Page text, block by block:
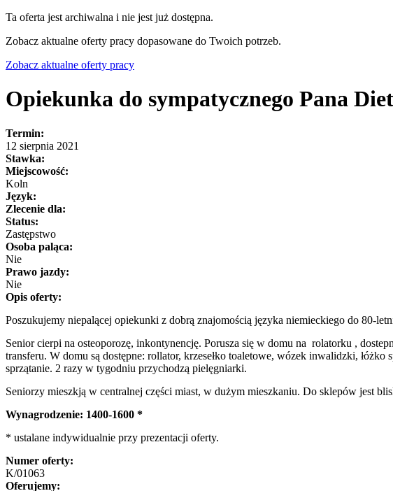
Ta oferta jest archiwalna i nie jest już dostępna.
Zobacz aktualne oferty pracy dopasowane do Twoich potrzeb.
Zobacz aktualne oferty pracy
Opiekunka do sympatycznego Pana
Termin:
12 sierpnia 2021
Stawka:
Miejscowość:
Koln
Język:
Zlecenie dla:
Status:
Zastępstwo
Osoba paląca:
Nie
Prawo jazdy:
Nie
Opis oferty:
Poszukujemy niepalącej opiekunki z dobrą znajomością języka niemieckiego do 80-
Senior cierpi na osteoporozę, inkontynencję. Porusza się w domu na rolatorku ,
transferu. W domu są dostępne: rollator, krzesełko toaletowe, wózek inwalidzki,
sprzątanie. 2 razy w tygodniu przychodzą pielęgniarki.
Seniorzy mieszkją w centralnej części miast, w dużym mieszkaniu. Do sklepów jest
Wynagrodzenie: 1400-1600 *
* ustalane indywidualnie przy prezentacji oferty.
Numer oferty:
K/01063
Oferujemy: